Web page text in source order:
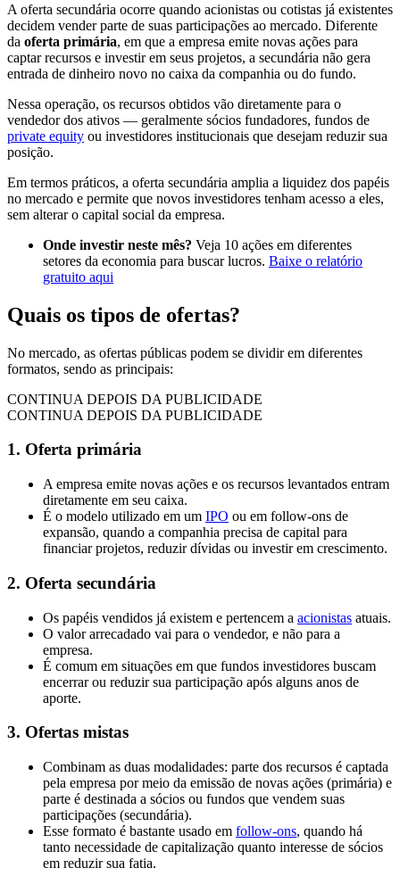
A oferta secundária ocorre quando acionistas ou cotistas já existentes
decidem vender parte de suas participações ao mercado. Diferente
da oferta primária, em que a empresa emite novas ações para
captar recursos e investir em seus projetos, a secundária não gera
entrada de dinheiro novo no caixa da companhia ou do fundo.
Nessa operação, os recursos obtidos vão diretamente para o
vendedor dos ativos — geralmente sócios fundadores, fundos de
private equity ou investidores institucionais que desejam reduzir sua
posição.
Em termos práticos, a oferta secundária amplia a liquidez dos papéis
no mercado e permite que novos investidores tenham acesso a eles,
sem alterar o capital social da empresa.
Onde investir neste mês? Veja 10 ações em diferentes
setores da economia para buscar lucros. Baixe o relatório
gratuito aqui
Quais os tipos de ofertas?
No mercado, as ofertas públicas podem se dividir em diferentes
formatos, sendo as principais:
CONTINUA DEPOIS DA PUBLICIDADE
CONTINUA DEPOIS DA PUBLICIDADE
1. Oferta primária
A empresa emite novas ações e os recursos levantados entram
diretamente em seu caixa.
É o modelo utilizado em um IPO ou em follow-ons de
expansão, quando a companhia precisa de capital para
financiar projetos, reduzir dívidas ou investir em crescimento.
2. Oferta secundária
Os papéis vendidos já existem e pertencem a acionistas atuais.
O valor arrecadado vai para o vendedor, e não para a
empresa.
É comum em situações em que fundos investidores buscam
encerrar ou reduzir sua participação após alguns anos de
aporte.
3. Ofertas mistas
Combinam as duas modalidades: parte dos recursos é captada
pela empresa por meio da emissão de novas ações (primária) e
parte é destinada a sócios ou fundos que vendem suas
participações (secundária).
Esse formato é bastante usado em follow-ons, quando há
tanto necessidade de capitalização quanto interesse de sócios
em reduzir sua fatia.